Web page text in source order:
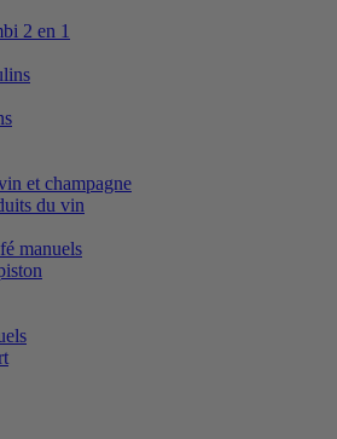
2 en 1
et champagne
du vin
manuels